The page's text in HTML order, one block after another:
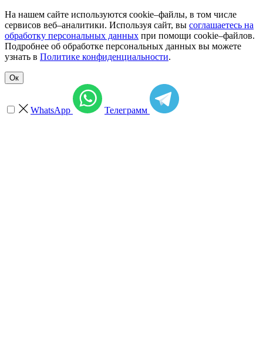
На нашем сайте используются cookie–файлы, в том числе
сервисов веб–аналитики. Используя сайт, вы соглашаетесь на
обработку персональных данных при помощи cookie–файлов.
Подробнее об обработке персональных данных вы можете
узнать в Политике конфиденциальности.
Ок
WhatsApp Телеграмм